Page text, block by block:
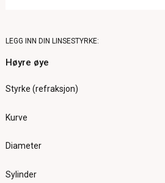
LEGG INN DIN LINSESTYRKE:
Høyre øye
Styrke (refraksjon)
Kurve
Diameter
Sylinder